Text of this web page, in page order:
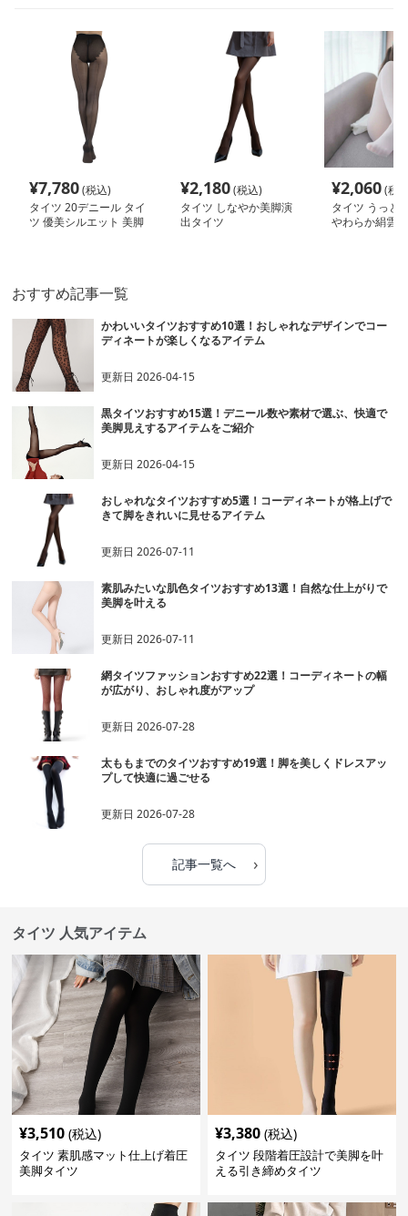
¥7,780(税込)
タイツ 20デニール タイ
ツ 優美シルエット 美脚
¥2,180(税込)
タイツ しなやか美脚演
出タイツ
¥2,060(税
タイツ うっと
やわらか絹雲
おすすめ記事一覧
かわいいタイツおすすめ10選！おしゃれなデザインでコー
ディネートが楽しくなるアイテム
更新日2026-04-15
黒タイツおすすめ15選！デニール数や素材で選ぶ、快適で
美脚見えするアイテムをご紹介
更新日2026-04-15
おしゃれなタイツおすすめ5選！コーディネートが格上げで
きて脚をきれいに見せるアイテム
更新日2026-07-11
素肌みたいな肌色タイツおすすめ13選！自然な仕上がりで
美脚を叶える
更新日2026-07-11
網タイツファッションおすすめ22選！コーディネートの幅
が広がり、おしゃれ度がアップ
更新日2026-07-28
太ももまでのタイツおすすめ19選！脚を美しくドレスアッ
プして快適に過ごせる
更新日2026-07-28
記事一覧へ ›
タイツ 人気アイテム
¥3,510 (税込)
タイツ 素肌感マット仕上げ着圧
美脚タイツ
¥3,380 (税込)
タイツ 段階着圧設計で美脚を叶
える引き締めタイツ